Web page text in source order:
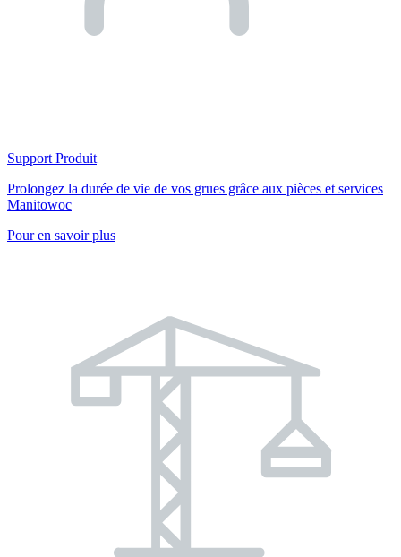
Support Produit
Prolongez la durée de vie de vos grues grâce aux pièces et services
Manitowoc
Pour en savoir plus